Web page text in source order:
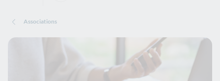
Associations